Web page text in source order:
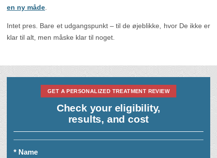
en ny måde
Intet pres. Bare et udgangspunkt – til de øjeblikke, hvor De ikke er
klar til alt, men måske klar til noget.
GET A PERSONALIZED TREATMENT REVIEW
Check your eligibility,
results, and cost
* Name